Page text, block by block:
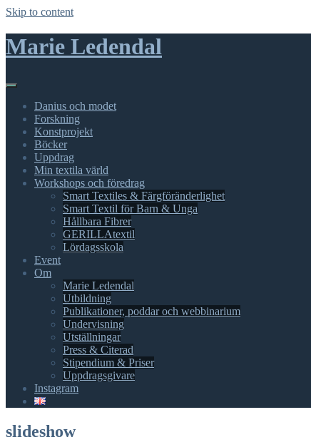
Skip to content
Marie Ledendal
Danius och modet
Forskning
Konstprojekt
Böcker
Uppdrag
Min textila värld
Workshops och föredrag
Smart Textiles & Färgföränderlighet
Smart Textil för Barn & Unga
Hållbara Fibrer
GERILLAtextil
Lördagsskola
Event
Om
Marie Ledendal
Utbildning
Publikationer, poddar och webbinarium
Undervisning
Utställningar
Press & Citerad
Stipendium & Priser
Uppdragsgivare
Instagram
slideshow